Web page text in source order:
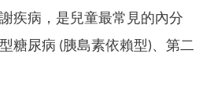
疾病，是兒童最常見的內分
糖尿病 (胰島素依賴型)、第二